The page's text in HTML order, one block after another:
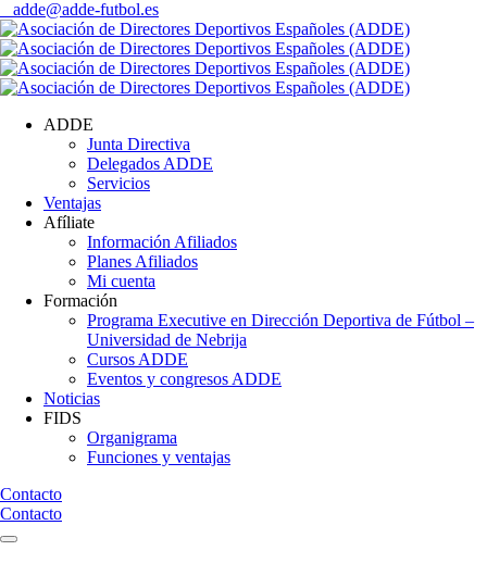
adde@adde-futbol.es
ADDE
Junta Directiva
Delegados ADDE
Servicios
Ventajas
Afíliate
Información Afiliados
Planes Afiliados
Mi cuenta
Formación
Programa Executive en Dirección Deportiva de Fútbol –
Universidad de Nebrija
Cursos ADDE
Eventos y congresos ADDE
Noticias
FIDS
Organigrama
Funciones y ventajas
Contacto
Contacto